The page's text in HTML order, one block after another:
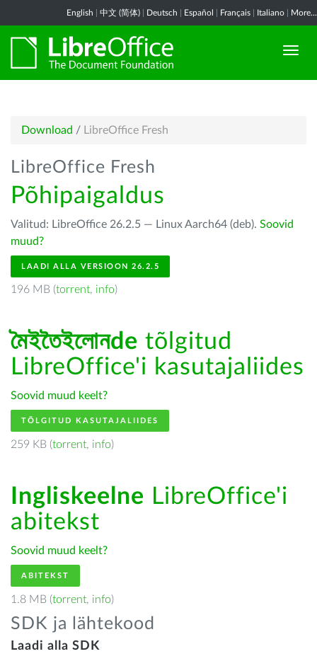
English 中文 (简体) Deutsch Español Français Italiano More...
Download / LibreOffice Fresh
LibreOffice Fresh
Põhipaigaldus
Valitud: LibreOffice 26.2.5 — Linux Aarch64 (deb). Soovid
muud?
LAADI ALLA VERSIOON 26.2.5
196 MB (torrent, info)
মৈইতৈইলোনde tõlgitud
LibreOffice'i kasutajaliides
Soovid muud keelt?
TÕLGITUD KASUTAJALIIDES
259 KB (torrent, info)
Ingliskeelne LibreOffice'i
abitekst
Soovid muud keelt?
ABITEKST
1.8 MB (torrent, info)
SDK ja lähtekood
Laadi alla SDK